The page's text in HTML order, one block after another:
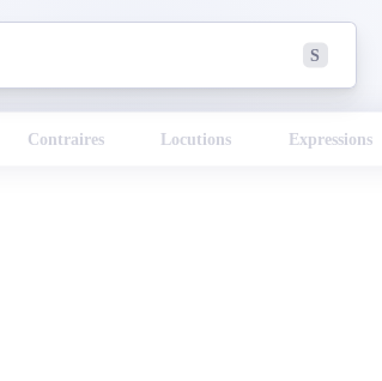
S
Contraires Locutions Expressions